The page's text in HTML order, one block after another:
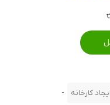
کارخانه -